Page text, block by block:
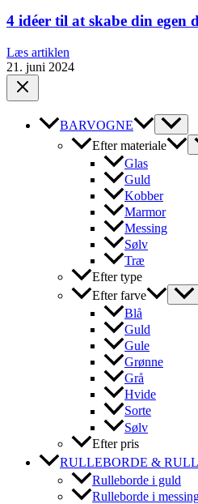
4 idéer til at skabe din egen
Læs artiklen
21. juni 2024
BARVOGNE
Efter materiale
Glas
Guld
Kobber
Marmor
Messing
Sølv
Træ
Efter type
Efter farve
Blå
Guld
Gule
Grønne
Grå
Hvide
Sorte
Sølv
Efter pris
RULLEBORDE &
Rulleborde i guld
Rulleborde i